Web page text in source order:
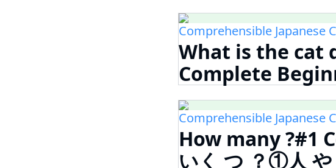
Comprehensible Japanese
What is the cat
Complete
Comprehensible Japanese
How many ?#1
いく つ ？①人